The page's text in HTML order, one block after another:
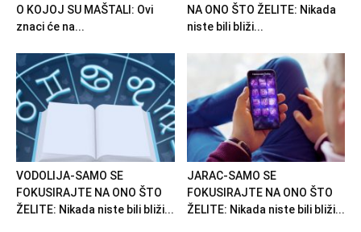
O KOJOJ SU MAŠTALI: Ovi
znaci će na...
NA ONO ŠTO ŽELITE: Nikada
niste bili bliži...
VODOLIJA-SAMO SE
FOKUSIRAJTE NA ONO ŠTO
ŽELITE: Nikada niste bili bliži...
JARAC-SAMO SE
FOKUSIRAJTE NA ONO ŠTO
ŽELITE: Nikada niste bili bliži...